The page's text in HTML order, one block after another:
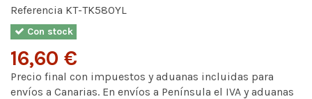
Referencia KT-TK580YL
Con stock
16,60 €
Precio final con impuestos y aduanas incluidas para
envíos a Canarias. En envíos a Península el IVA y aduanas